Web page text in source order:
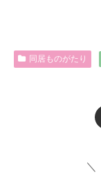
同居ものがたり